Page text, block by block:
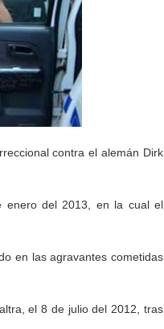
contra el alemán Dirk
enero del 2013, en la cual el
en las agravantes cometidas
el 8 de julio del 2012, tras